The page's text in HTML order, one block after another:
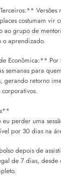
Versões
costumam vir
ao grupo de
o aprendizado.
Econômica:** Por
semanas para
gerando retorno
perder uma
por 30 dias na
depois de
de 7 dias, desde